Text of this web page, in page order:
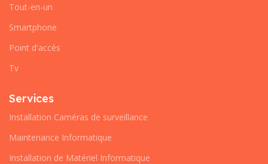
Tout-en-un
Smartphone
Point d'accès
Tv
Services
Installation Caméras de surveillance
Maintenance Informatique
Installation de Matériel Informatique